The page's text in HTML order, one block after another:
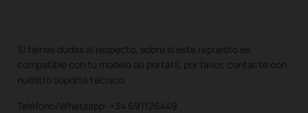
Si tienes dudas al respecto, sobre si este repuesto es
compatible con tu modelo de portátil, por favor, contacte con
nuestro soporte técnico.
Teléfono/Whatsapp: +34 691126449